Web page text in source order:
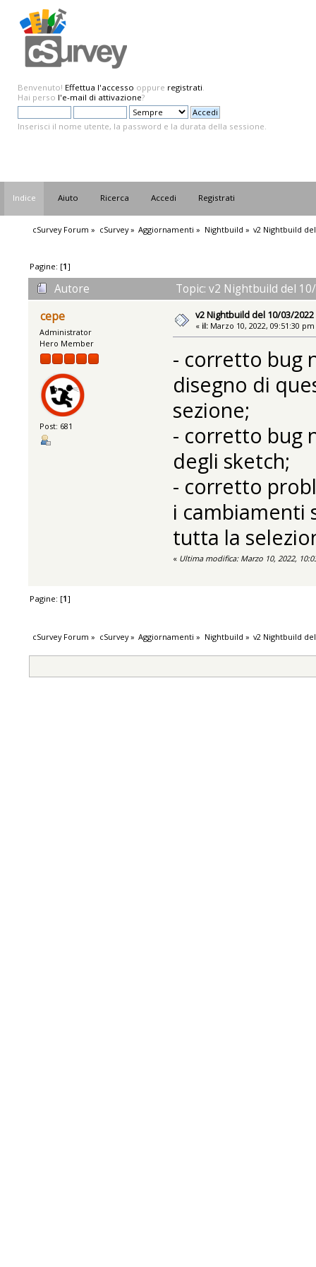
Benvenuto! Effettua l'accesso oppure registrati.
Hai perso l'e-mail di attivazione?
Inserisci il nome utente, la password e la durata della sessione.
Indice Aiuto Ricerca Accedi Registrati
cSurvey Forum » cSurvey» Aggiornamenti » Nightbuild » v2 Nightbuild
Pagine: [1]
Autore
Topic: v2 Nightbuild del
cepe
Administrator
Hero Member
Post: 681
v2 Nightbuild del 10/03/2022
« il: Marzo 10, 2022, 09:51:30
- corretto bug
disegno di
sezione;
- corretto bug
degli sketch;
- corretto
i cambiamenti
tutta la
« Ultima modifica: Marzo 10, 2022,
Pagine: [1]
cSurvey Forum » cSurvey» Aggiornamenti » Nightbuild » v2 Nightbuild